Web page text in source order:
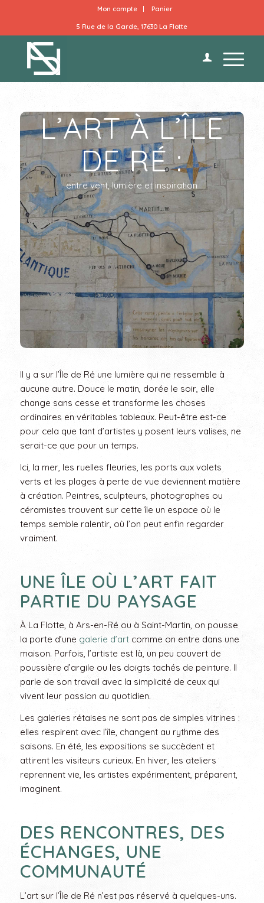
Mon compte Panier
5 Rue de la Garde, 17630 La Flotte
L’ART À L’ÎLE
DE RÉ :
entre vent, lumière et inspiration
Il y a sur l’Île de Ré une lumière qui ne ressemble à
aucune autre. Douce le matin, dorée le soir, elle
change sans cesse et transforme les choses
ordinaires en véritables tableaux. Peut-être est-ce
pour cela que tant d’artistes y posent leurs valises, ne
serait-ce que pour un temps.
Ici, la mer, les ruelles fleuries, les ports aux volets
verts et les plages à perte de vue deviennent matière
à création. Peintres, sculpteurs, photographes ou
céramistes trouvent sur cette île un espace où le
temps semble ralentir, où l’on peut enfin regarder
vraiment.
UNE ÎLE OÙ L’ART FAIT
PARTIE DU PAYSAGE
À La Flotte, à Ars-en-Ré ou à Saint-Martin, on pousse
la porte d’une galerie d’artcomme on entre dans une
maison. Parfois, l’artiste est là, un peu couvert de
poussière d’argile ou les doigts tachés de peinture. Il
parle de son travail avec la simplicité de ceux qui
vivent leur passion au quotidien.
Les galeries rétaises ne sont pas de simples vitrines :
elles respirent avec l’île, changent au rythme des
saisons. En été, les expositions se succèdent et
attirent les visiteurs curieux. En hiver, les ateliers
reprennent vie, les artistes expérimentent, préparent,
imaginent.
DES RENCONTRES, DES
ÉCHANGES, UNE
COMMUNAUTÉ
L’art sur l’Île de Ré n’est pas réservé à quelques-uns.